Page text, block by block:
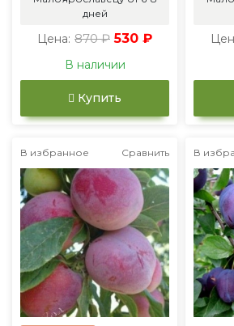
дней
Цена: 870 ₽ 530 ₽
В наличии
Купить
В избранное Сравнить В